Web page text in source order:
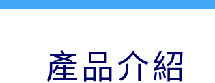
產品介紹